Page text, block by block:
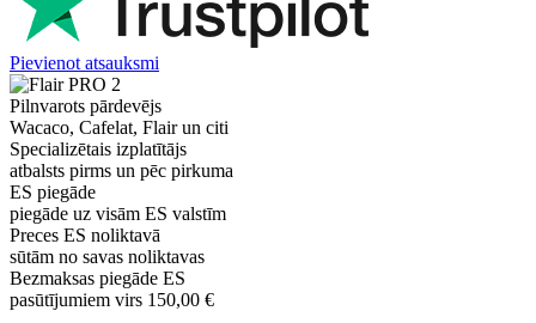
Pievienot atsauksmi
Pilnvarots pārdevējs
Wacaco, Cafelat, Flair un citi
Specializētais izplatītājs
atbalsts pirms un pēc pirkuma
ES piegāde
piegāde uz visām ES valstīm
Preces ES noliktavā
sūtām no savas noliktavas
Bezmaksas piegāde ES
pasūtījumiem virs 150,00 €